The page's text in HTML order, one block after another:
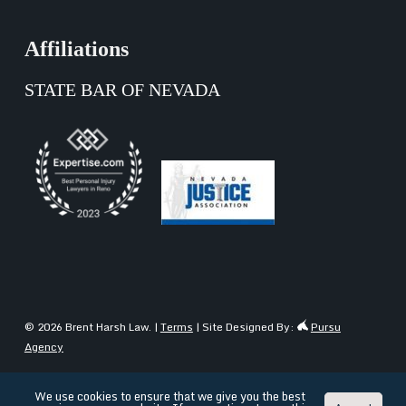
Affiliations
STATE BAR OF NEVADA
© 2026 Brent Harsh Law. | Terms | Site Designed By:
Pursu
Agency
We use cookies to ensure that we give you the best